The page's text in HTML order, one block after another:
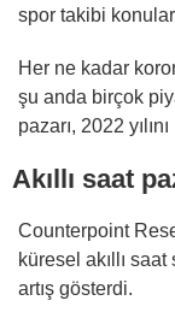
spor takibi
Her ne kadar
şu anda birçok
pazarı, 2022
Akıllı saat
Counterpoint
küresel akıllı
artış gösterdi.